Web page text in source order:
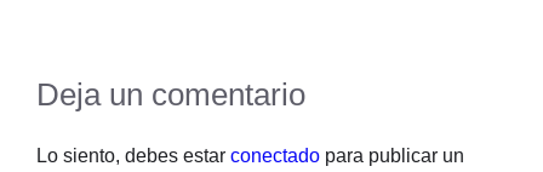
Deja un comentario
Lo siento, debes estar conectado para publicar un